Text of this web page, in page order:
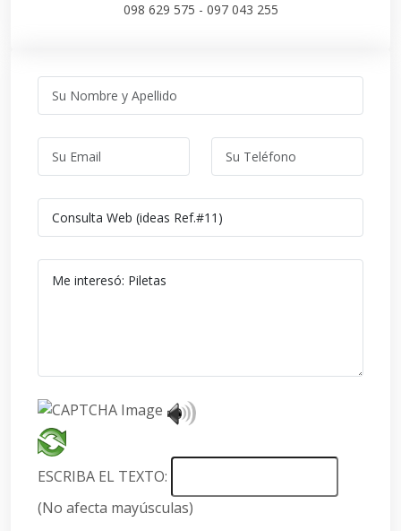
098 629 575 - 097 043 255
ESCRIBA EL TEXTO:
(No afecta mayúsculas)